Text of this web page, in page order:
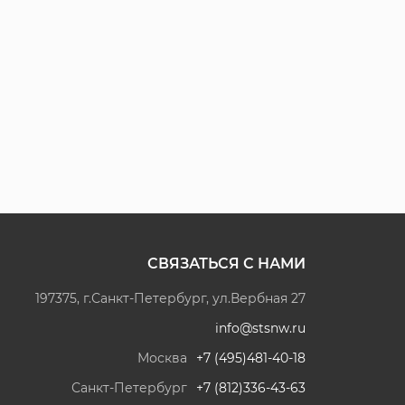
СВЯЗАТЬСЯ С НАМИ
197375, г.Санкт-Петербург, ул.Вербная 27
info@stsnw.ru
Москва
+7 (495)481-40-18
Санкт-Петербург
+7 (812)336-43-63